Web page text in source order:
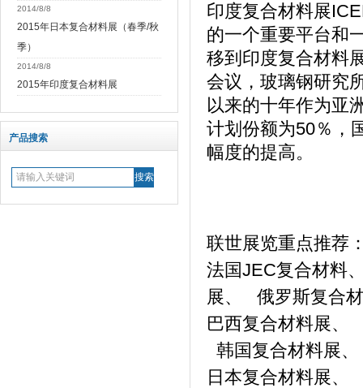
2014/8/8
2015年日本复合材料展（春季/秋
季）
2014/8/8
2015年印度复合材料展
产品搜索
印度复合材料展
的一个重要平台和
移到印度复合材料
会议，玻璃钢研究
以来的十年作为亚
计划份额为50％，
幅度的提高。
联世展览重点推荐
法国JEC复合材
展、 俄罗斯复合
巴西复合材料
韩国复合材料展、
日本复合材料